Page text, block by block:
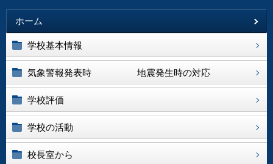
ホーム
学校基本情報
気象警報発表時 地震発生時の対応
学校評価
学校の活動
校長室から